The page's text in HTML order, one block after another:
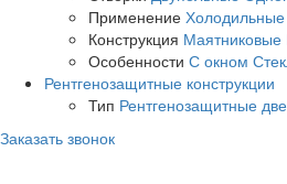
Применение Холодильные
Конструкция Маятниковые
Особенности С окном
Рентгенозащитные конструкции
Тип Рентгенозащитные
Заказать звонок